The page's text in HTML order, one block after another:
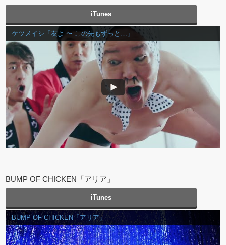
iTunes
ケツメイシ「友よ 〜 この先もずっと…」
BUMP OF CHICKEN「アリア」
iTunes
BUMP OF CHICKEN「アリア」